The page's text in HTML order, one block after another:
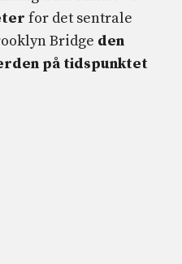
for det sentrale
Bridge den
på tidspunktet